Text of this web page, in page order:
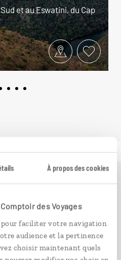
À propos des cookies
des Voyages
faciliter votre navigation
audience et la pertinence
choisir maintenant quels
et au Eswatini, du Cap
et rencontres du bout du
envie d’aller voir